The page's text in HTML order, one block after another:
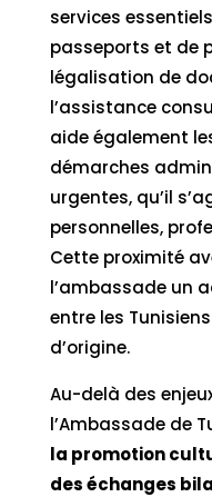
services
passeports et de
légalisation de
l’assistance
aide également
démarches
urgentes, qu’il
personnelles,
Cette proximité
l’ambassade un
entre les
d’origine.
Au-delà des
l’Ambassade de
la promotion
des échanges